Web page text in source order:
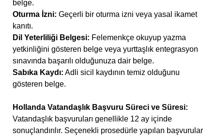
belge.
Oturma İzni: Geçerli bir oturma izni veya yasal ikamet
kanıtı.
Dil Yeterliliği Belgesi: Felemenkçe okuyup yazma
yetkinliğini gösteren belge veya yurttaşlık entegrasyon
sınavında başarılı olduğunuza dair belge.
Sabıka Kaydı: Adli sicil kaydının temiz olduğunu
gösteren belge.
Hollanda Vatandaşlık Başvuru Süreci ve Süresi:
Vatandaşlık başvuruları genellikle 12 ay içinde
sonuçlandırılır. Seçenekli prosedürle yapılan başvurular